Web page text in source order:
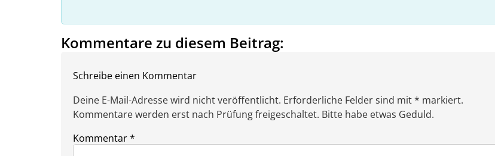
Kommentare zu diesem Beitrag:
Schreibe einen Kommentar
Deine E-Mail-Adresse wird nicht veröffentlicht. Erforderliche Felder sind mit * markiert.
Kommentare werden erst nach Prüfung freigeschaltet. Bitte habe etwas Geduld.
Kommentar*